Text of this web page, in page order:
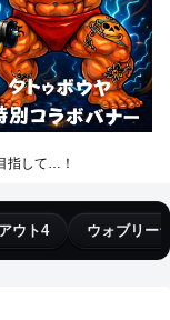
指して…！
ウト4 ウォブリー